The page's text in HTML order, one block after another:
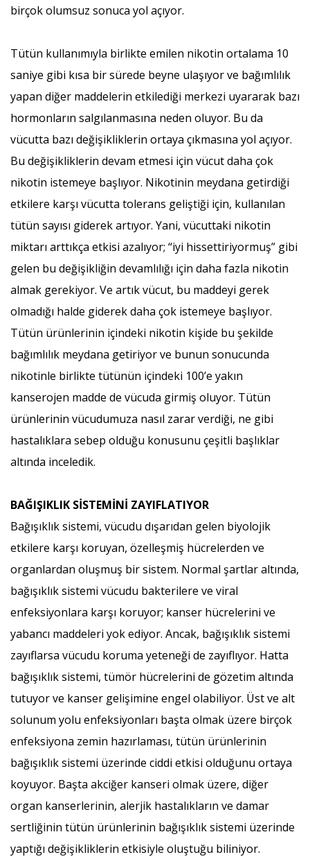
birçok olumsuz sonuca yol açıyor.
Tütün kullanımıyla birlikte emilen nikotin ortalama 10
saniye gibi kısa bir sürede beyne ulaşıyor ve bağımlılık
yapan diğer maddelerin etkilediği merkezi uyararak bazı
hormonların salgılanmasına neden oluyor. Bu da
vücutta bazı değişikliklerin ortaya çıkmasına yol açıyor.
Bu değişikliklerin devam etmesi için vücut daha çok
nikotin istemeye başlıyor. Nikotinin meydana getirdiği
etkilere karşı vücutta tolerans geliştiği için, kullanılan
tütün sayısı giderek artıyor. Yani, vücuttaki nikotin
miktarı arttıkça etkisi azalıyor; “iyi hissettiriyormuş” gibi
gelen bu değişikliğin devamlılığı için daha fazla nikotin
almak gerekiyor. Ve artık vücut, bu maddeyi gerek
olmadığı halde giderek daha çok istemeye başlıyor.
Tütün ürünlerinin içindeki nikotin kişide bu şekilde
bağımlılık meydana getiriyor ve bunun sonucunda
nikotinle birlikte tütünün içindeki 100’e yakın
kanserojen madde de vücuda girmiş oluyor. Tütün
ürünlerinin vücudumuza nasıl zarar verdiği, ne gibi
hastalıklara sebep olduğu konusunu çeşitli başlıklar
altında inceledik.
BAĞIŞIKLIK SİSTEMİNİ ZAYIFLATIYOR
Bağışıklık sistemi, vücudu dışarıdan gelen biyolojik
etkilere karşı koruyan, özelleşmiş hücrelerden ve
organlardan oluşmuş bir sistem. Normal şartlar altında,
bağışıklık sistemi vücudu bakterilere ve viral
enfeksiyonlara karşı koruyor; kanser hücrelerini ve
yabancı maddeleri yok ediyor. Ancak, bağışıklık sistemi
zayıflarsa vücudu koruma yeteneği de zayıflıyor. Hatta
bağışıklık sistemi, tümör hücrelerini de gözetim altında
tutuyor ve kanser gelişimine engel olabiliyor. Üst ve alt
solunum yolu enfeksiyonları başta olmak üzere birçok
enfeksiyona zemin hazırlaması, tütün ürünlerinin
bağışıklık sistemi üzerinde ciddi etkisi olduğunu ortaya
koyuyor. Başta akciğer kanseri olmak üzere, diğer
organ kanserlerinin, alerjik hastalıkların ve damar
sertliğinin tütün ürünlerinin bağışıklık sistemi üzerinde
yaptığı değişikliklerin etkisiyle oluştuğu biliniyor.